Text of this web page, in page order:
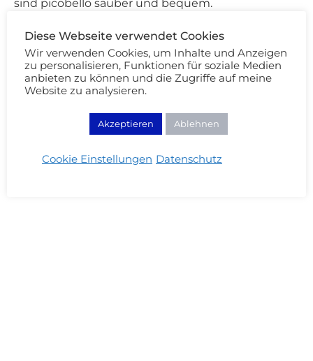
sind picobello sauber und bequem.
Diese Webseite verwendet Cookies
Wir verwenden Cookies, um Inhalte und Anzeigen
zu personalisieren, Funktionen für soziale Medien
anbieten zu können und die Zugriffe auf meine
Website zu analysieren.
Akzeptieren Ablehnen
Cookie Einstellungen Datenschutz